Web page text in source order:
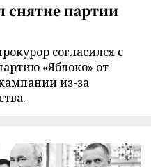
снятие партии
согласился с
«Яблоко» от
из-за